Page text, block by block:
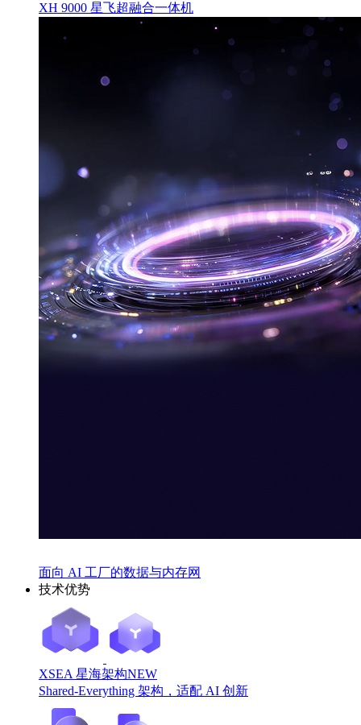
XH 9000 星飞超融合一体机
面向 AI 工厂的数据与内存网
技术优势
XSEA 星海架构NEW
Shared-Everything 架构，适配 AI 创新